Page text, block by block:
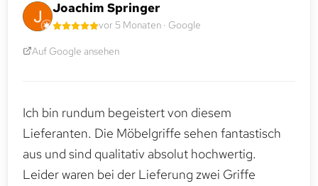
Joachim Springer
vor 5 Monaten · Google
Auf Google ansehen
Ich bin rundum begeistert von diesem
Lieferanten. Die Möbelgriffe sehen fantastisch
aus und sind qualitativ absolut hochwertig.
Leider waren bei der Lieferung zwei Griffe